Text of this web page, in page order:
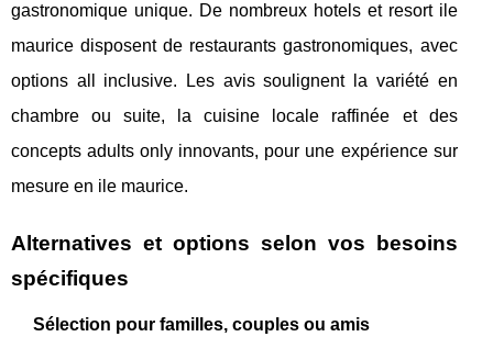
gastronomique unique. De nombreux hotels et resort ile
maurice disposent de restaurants gastronomiques, avec
options all inclusive. Les avis soulignent la variété en
chambre ou suite, la cuisine locale raffinée et des
concepts adults only innovants, pour une expérience sur
mesure en ile maurice.
Alternatives et options selon vos besoins
spécifiques
Sélection pour familles, couples ou amis